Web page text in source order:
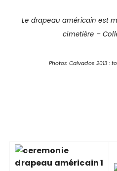
Le drapeau américain est
cimetière –
Photos Calvados 2013 :